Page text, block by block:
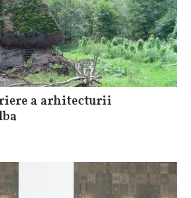
a arhitecturii